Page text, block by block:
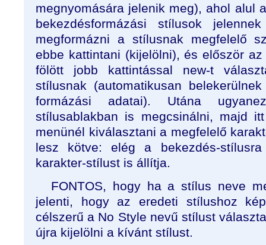
megnyomására jelenik meg), ahol alul
bekezdésformázási stílusok
megformázni a stílusnak megfelelő
ebbe kattintani (kijelölni), és először
fölött jobb kattintással new-t
stílusnak (automatikusan
formázási adatai). Utána
stílusablakban is megcsinálni, majd
menünél kiválasztani a megfelelő
lesz kötve: elég a bekezdés-
karakter-stílust is állítja.
FONTOS, hogy ha a stílus neve
jelenti, hogy az eredeti stílushoz
célszerű a No Style nevű stílust
újra kijelölni a kívánt stílust.